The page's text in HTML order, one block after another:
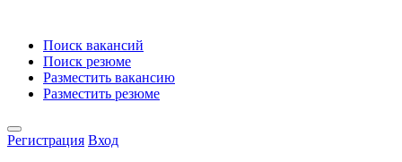
Поиск вакансий
Поиск резюме
Разместить вакансию
Разместить резюме
Регистрация Вход